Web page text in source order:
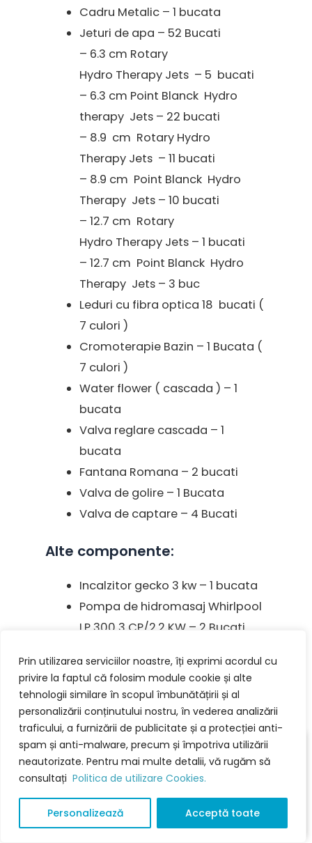
Prin utilizarea serviciilor noastre, îți exprimi acordul cu
privire la faptul că folosim module cookie și alte
tehnologii similare în scopul îmbunătățirii și al
personalizării conținutului nostru, în vederea analizării
traficului, a furnizării de publicitate și a protecției anti-
spam și anti-malware, precum și împotriva utilizării
neautorizate. Pentru mai multe detalii, vă rugăm să
consultați Politica de utilizare Cookies.
Personalizează Acceptă toate
Cadru Metalic – 1 bucata
Jeturi de apa – 52 Bucati
– 6.3 cm Rotary
Hydro Therapy Jets – 5 bucati
– 6.3 cm Point Blanck Hydro
therapy Jets – 22 bucati
– 8.9 cm Rotary Hydro
Therapy Jets – 11 bucati
– 8.9 cm Point Blanck Hydro
Therapy Jets – 10 bucati
– 12.7 cm Rotary
Hydro Therapy Jets – 1 bucati
– 12.7 cm Point Blanck Hydro
Therapy Jets – 3 buc
Leduri cu fibra optica 18 bucati (
7 culori )
Cromoterapie Bazin – 1 Bucata (
7 culori )
Water flower ( cascada ) – 1
bucata
Valva reglare cascada – 1
bucata
Fantana Romana – 2 bucati
Valva de golire – 1 Bucata
Valva de captare – 4 Bucati
Alte componente:
Incalzitor gecko 3 kw – 1 bucata
Pompa de hidromasaj Whirlpool
LP 300 3 CP/2.2 KW – 2 Bucati
0.35 kw – 1 Bucata
Ozonizare ( dezinfectare cu ozon
) Gecko Canada – 1 Bucata
Skimmer ( sistem de filtrare ) – 2
bucati
Sistem de comanda tactila
Gecko IN.k 300 – 1 Bucata
Computer control YJ Gecko – 1